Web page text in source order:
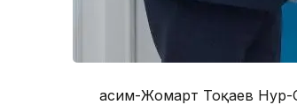
Қасим-Жомарт Тоқаев